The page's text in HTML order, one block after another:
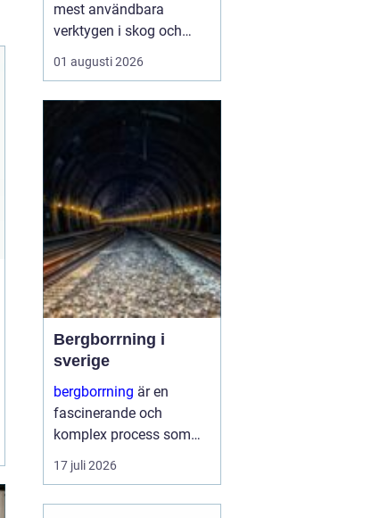
mest användbara
verktygen i skog och
trädgård. Den sparar tid,
gör tunga jobb möjliga
avgörande del av både
yrkesliv och fritid.
Samtidigt kräver
verktyget respekt, kun...
01 augusti 2026
Bergborrning i
sverige
bergborrning är en
fascinerande och
komplex process som
innefattar att borra
genom sten och
17 juli 2026